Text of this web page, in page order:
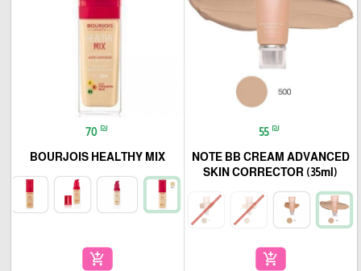
55 ₪
NOTE BB CREAM ADVANCED
SKIN CORRECTOR (35ml)
add_shopping_cart
70 ₪
BOURJOIS HEALTHY MIX
add_shopping_cart